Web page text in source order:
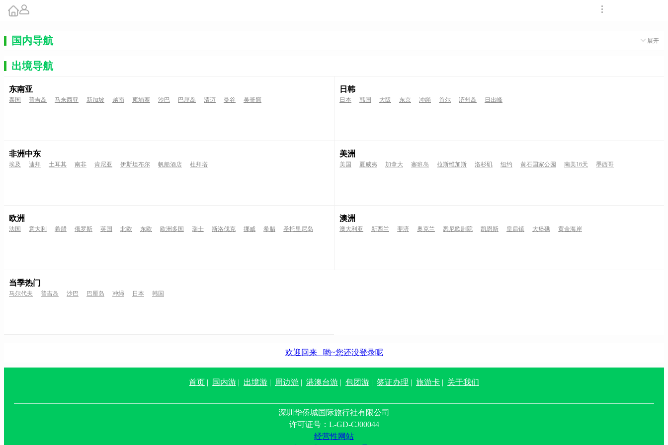
国内导航 展开
出境导航
东南亚
泰国 普吉岛 马来西亚 新加坡 越南 柬埔寨 沙巴 巴厘岛 清迈 曼谷 吴哥窟
日韩
日本 韩国 大阪 东京 冲绳 首尔 济州岛 日出峰
非洲中东
埃及 迪拜 土耳其 南非 肯尼亚 伊斯坦布尔 帆船酒店 杜拜塔
美洲
美国 夏威夷 加拿大 塞班岛 拉斯维加斯 洛杉矶 纽约 黄石国家公园 南美16天 墨西哥
欧洲
法国 意大利 希腊 俄罗斯 英国 北欧 东欧 欧洲多国 瑞士 斯洛伐克 挪威 希腊 圣托里尼岛
澳洲
澳大利亚 新西兰 斐济 奥克兰 悉尼歌剧院 凯恩斯 皇后镇 大堡礁 黄金海岸
当季热门
马尔代夫 普吉岛 沙巴 巴厘岛 冲绳 日本 韩国
欢迎回来 哟~您还没登录呢
首页 | 国内游 | 出境游 | 周边游 | 港澳台游 | 包团游 | 签证办理 | 旅游卡 | 关于我们
深圳华侨城国际旅行社有限公司
许可证号：L-GD-CJ00044
经营性网站